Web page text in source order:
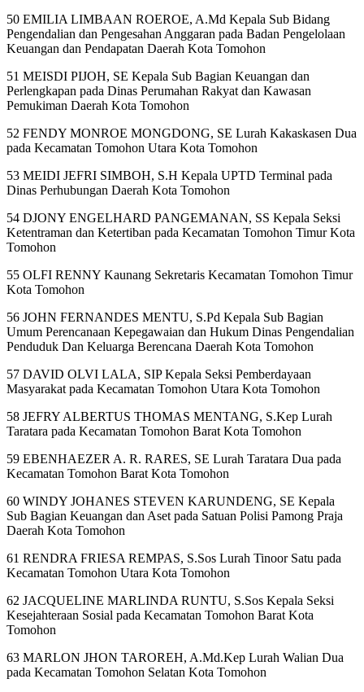
50 EMILIA LIMBAAN ROEROE, A.Md Kepala Sub Bidang
Pengendalian dan Pengesahan Anggaran pada Badan Pengelolaan
Keuangan dan Pendapatan Daerah Kota Tomohon
51 MEISDI PIJOH, SE Kepala Sub Bagian Keuangan dan
Perlengkapan pada Dinas Perumahan Rakyat dan Kawasan
Pemukiman Daerah Kota Tomohon
52 FENDY MONROE MONGDONG, SE Lurah Kakaskasen Dua
pada Kecamatan Tomohon Utara Kota Tomohon
53 MEIDI JEFRI SIMBOH, S.H Kepala UPTD Terminal pada
Dinas Perhubungan Daerah Kota Tomohon
54 DJONY ENGELHARD PANGEMANAN, SS Kepala Seksi
Ketentraman dan Ketertiban pada Kecamatan Tomohon Timur Kota
Tomohon
55 OLFI RENNY Kaunang Sekretaris Kecamatan Tomohon Timur
Kota Tomohon
56 JOHN FERNANDES MENTU, S.Pd Kepala Sub Bagian
Umum Perencanaan Kepegawaian dan Hukum Dinas Pengendalian
Penduduk Dan Keluarga Berencana Daerah Kota Tomohon
57 DAVID OLVI LALA, SIP Kepala Seksi Pemberdayaan
Masyarakat pada Kecamatan Tomohon Utara Kota Tomohon
58 JEFRY ALBERTUS THOMAS MENTANG, S.Kep Lurah
Taratara pada Kecamatan Tomohon Barat Kota Tomohon
59 EBENHAEZER A. R. RARES, SE Lurah Taratara Dua pada
Kecamatan Tomohon Barat Kota Tomohon
60 WINDY JOHANES STEVEN KARUNDENG, SE Kepala
Sub Bagian Keuangan dan Aset pada Satuan Polisi Pamong Praja
Daerah Kota Tomohon
61 RENDRA FRIESA REMPAS, S.Sos Lurah Tinoor Satu pada
Kecamatan Tomohon Utara Kota Tomohon
62 JACQUELINE MARLINDA RUNTU, S.Sos Kepala Seksi
Kesejahteraan Sosial pada Kecamatan Tomohon Barat Kota
Tomohon
63 MARLON JHON TAROREH, A.Md.Kep Lurah Walian Dua
pada Kecamatan Tomohon Selatan Kota Tomohon